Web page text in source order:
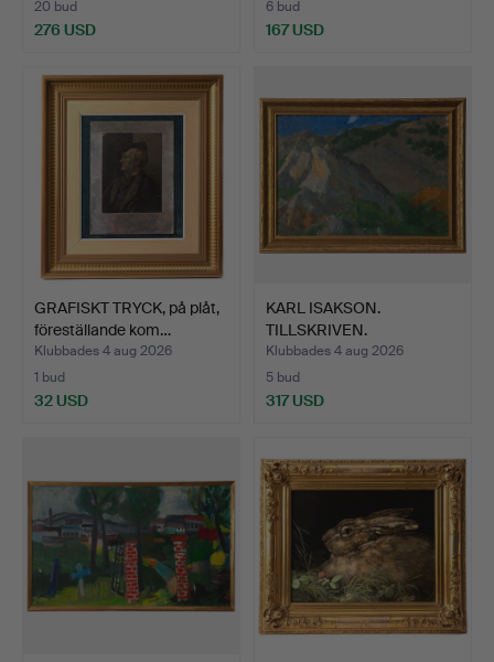
20 bud
276 USD
6 bud
167 USD
GRAFISKT TRYCK, på plåt,
föreställande kom…
Klubbades 4 aug 2026
1 bud
32 USD
KARL ISAKSON.
TILLSKRIVEN.
Bergslandskap.
Klubbades 4 aug 2026
5 bud
317 USD